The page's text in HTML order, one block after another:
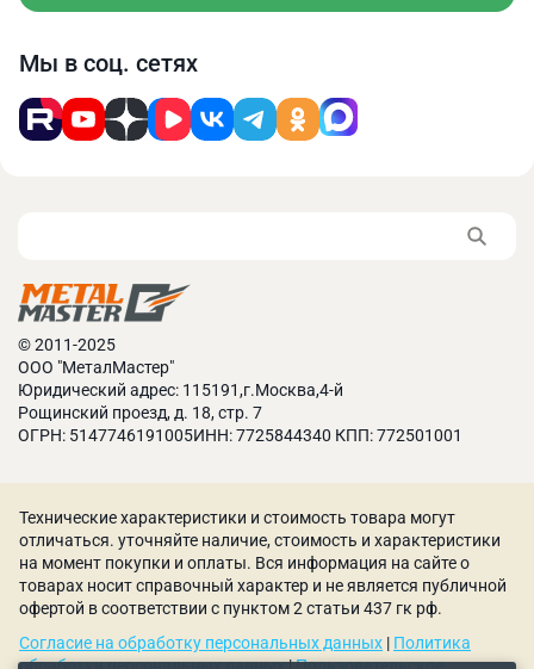
заднего упора составляет 650 мм.
Мы в соц. сетях
© 2011-2025
ООО "МеталМастер"
Юридический адрес: 115191,г.Москва,4-й
Рощинский проезд, д. 18, стр. 7
ОГРН: 5147746191005ИНН: 7725844340 КПП: 772501001
Технические характеристики и стоимость товара могут
отличаться. уточняйте наличие, стоимость и характеристики
на момент покупки и оплаты. Вся информация на сайте о
товарах носит справочный характер и не является публичной
офертой в соответствии с пунктом 2 статьи 437 гк рф.
Согласие на обработку персональных данных | Политика